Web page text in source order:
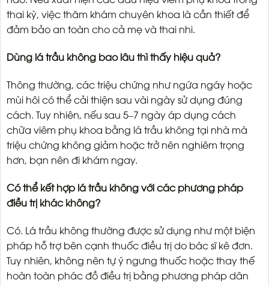
thai kỳ, việc thăm khám chuyên khoa là cần thiết để
đảm bảo an toàn cho cả mẹ và thai nhi.
Dùng lá trầu không bao lâu thì thấy hiệu quả?
Thông thường, các triệu chứng như ngứa ngáy hoặc
mùi hôi có thể cải thiện sau vài ngày sử dụng đúng
cách. Tuy nhiên, nếu sau 5–7 ngày áp dụng cách
chữa viêm phụ khoa bằng lá trầu không tại nhà mà
triệu chứng không giảm hoặc trở nên nghiêm trọng
hơn, bạn nên đi khám ngay.
Có thể kết hợp lá trầu không với các phương pháp
điều trị khác không?
Có. Lá trầu không thường được sử dụng như một biện
pháp hỗ trợ bên cạnh thuốc điều trị do bác sĩ kê đơn.
Tuy nhiên, không nên tự ý ngưng thuốc hoặc thay thế
hoàn toàn phác đồ điều trị bằng phương pháp dân